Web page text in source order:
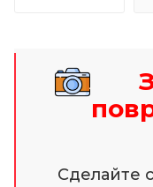
Сделайте